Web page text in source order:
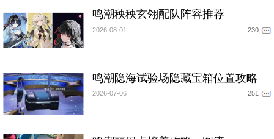
鸣潮秧秧玄翎配队阵容推荐
2026-08-01 230
鸣潮隐海试验场隐藏宝箱位置攻略
2026-07-06 251